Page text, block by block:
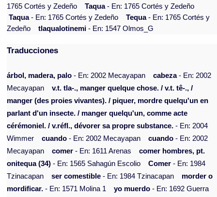
1765 Cortés y Zedeño
Taqua- En: 1765 Cortés y Zedeño
Taqua- En: 1765 Cortés y Zedeño Tequa- En: 1765 Cortés y
Zedeño
tlaqualotinemi - En: 1547 Olmos_G
Traducciones
árbol, madera, palo - En: 2002 Mecayapan cabeza- En: 2002
Mecayapan
v.t. tla-., manger quelque chose. / v.t. tê-., /
manger (des proies vivantes). / piquer, mordre quelqu'un en
parlant d'un insecte. / manger quelqu'un, comme acte
cérémoniel. / v.réfl., dévorer sa propre substance. - En: 2004
Wimmer
cuando - En: 2002 Mecayapan cuando - En: 2002
Mecayapan
comer - En: 1611 Arenas
comer hombres, pt.
onitequa (34) - En: 1565 Sahagún Escolio Comer - En: 1984
Tzinacapan
ser comestible - En: 1984 Tzinacapan
morder o
mordificar. - En: 1571 Molina 1 yo muerdo - En: 1692 Guerra